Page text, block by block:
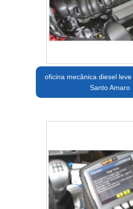
oficina mecânica diesel
Santo Amaro